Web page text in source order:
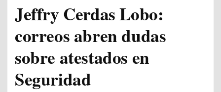
Jeffry Cerdas Lobo:
correos abren dudas
sobre atestados en
Seguridad